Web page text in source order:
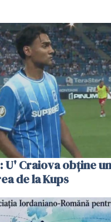
U' Craiova obține
de la Kups